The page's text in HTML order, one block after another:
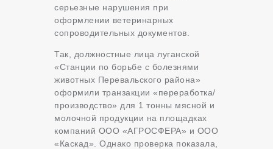
серьезные нарушения при
оформлении ветеринарных
сопроводительных документов.
Так, должностные лица луганской
«Станции по борьбе с болезнями
животных Перевальского района»
оформили транзакции «переработка/
производство» для 1 тонны мясной и
молочной продукции на площадках
компаний ООО «АГРОСФЕРА» и ООО
«Каскад». Однако проверка показала,